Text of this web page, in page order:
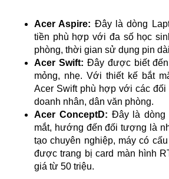
Acer Aspire: Đây là dòng
tiền phù hợp với đa số học
phòng, thời gian sử dụng pin
Acer Swift: Đây được biết
mỏng, nhẹ. Với thiết kế bắt
Acer Swift phù hợp với các
doanh nhân, dân văn phòng.
Acer ConceptD: Đây là dòng
mắt, hướng đến đối tượng là
tạo chuyên nghiệp, máy có
được trang bị card màn hình
giá từ 50 triệu.